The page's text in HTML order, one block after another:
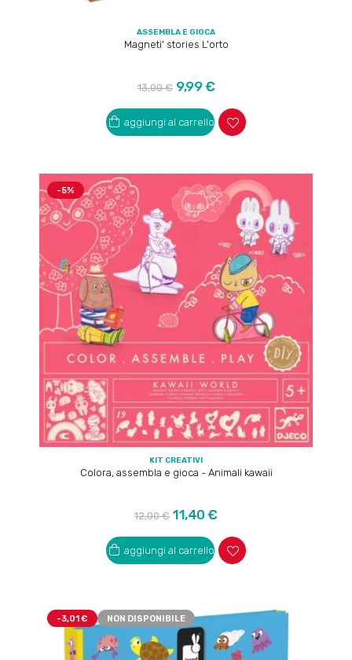
ASSEMBLA E GIOCA
Magneti' stories L'orto
Prezzo
regolare
13,00 € Prezzo
9,99 €
aggiungi al carrello
-5%
KIT CREATIVI
Colora, assembla e gioca - Animali kawaii
Prezzo
regolare
12,00 € Prezzo
11,40 €
aggiungi al carrello
-3,01 € NON DISPONIBILE